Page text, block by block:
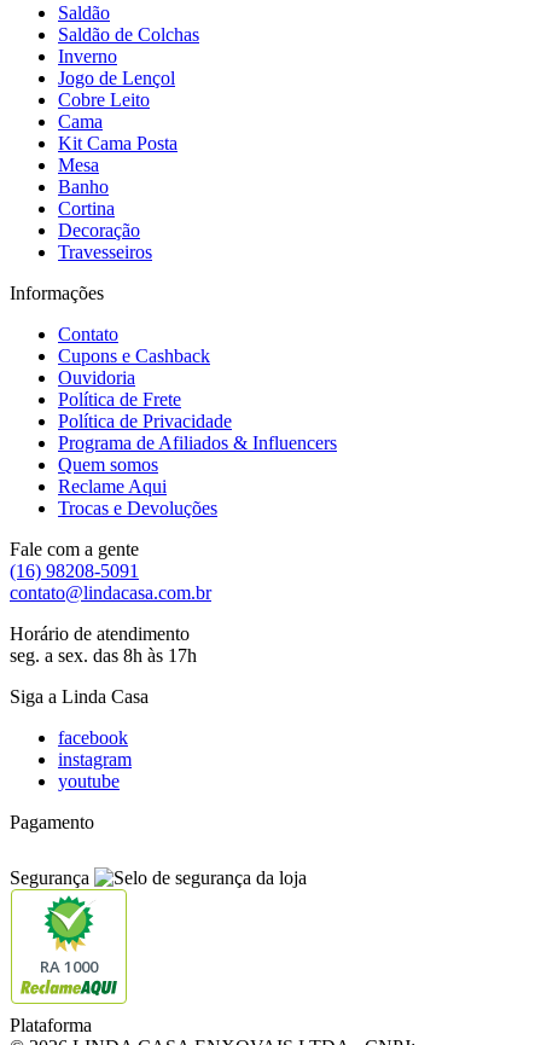
Saldão
Saldão de Colchas
Inverno
Jogo de Lençol
Cobre Leito
Cama
Kit Cama Posta
Mesa
Banho
Cortina
Decoração
Travesseiros
Informações
Contato
Cupons e Cashback
Ouvidoria
Política de Frete
Política de Privacidade
Programa de Afiliados & Influencers
Quem somos
Reclame Aqui
Trocas e Devoluções
Fale com a gente
(16) 98208-5091
contato@lindacasa.com.br
Horário de atendimento
seg. a sex. das 8h às 17h
Siga a Linda Casa
facebook
instagram
youtube
Pagamento
Segurança
RA 1000
Plataforma